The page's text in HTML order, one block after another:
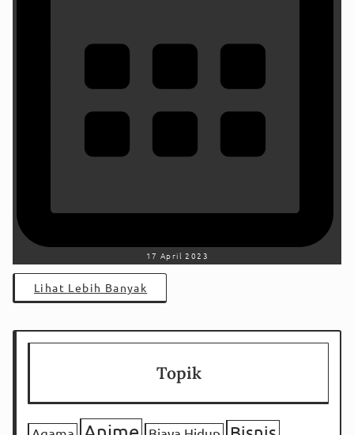
17 April 2023
Lihat Lebih Banyak
Topik